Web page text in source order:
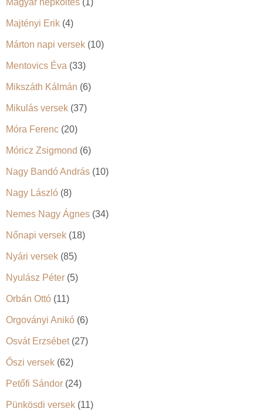
Majtényi Erik (4)
Márton napi versek (10)
Mentovics Éva (33)
Mikszáth Kálmán (6)
Mikulás versek (37)
Móra Ferenc (20)
Móricz Zsigmond (6)
Nagy Bandó András (10)
Nagy László (8)
Nemes Nagy Ágnes (34)
Nőnapi versek (18)
Nyári versek (85)
Nyulász Péter (5)
Orbán Ottó (11)
Orgoványi Anikó (6)
Osvát Erzsébet(27)
Őszi versek (62)
Petőfi Sándor (24)
Pünkösdi versek (11)